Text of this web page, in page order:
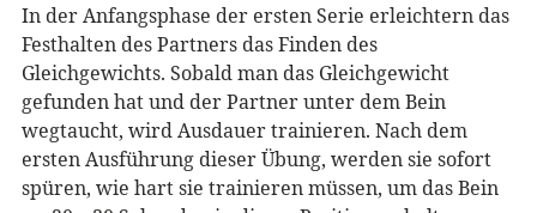
In der Anfangsphase der ersten Serie erleichtern das
Festhalten des Partners das Finden des
Gleichgewichts. Sobald man das Gleichgewicht
gefunden hat und der Partner unter dem Bein
wegtaucht, wird Ausdauer trainieren. Nach dem
ersten Ausführung dieser Übung, werden sie sofort
spüren, wie hart sie trainieren müssen, um das Bein